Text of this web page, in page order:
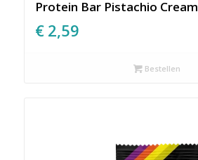
Protein Bar Pistachio Cream
€ 2,59
Bestellen